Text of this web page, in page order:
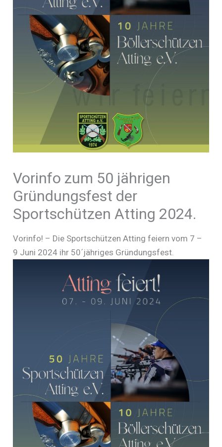
Vorinfo zum 50 jährigen
Gründungsfest der
Sportschützen Atting 2024.
Vorinfo! – Die Sportschützen Atting feiern vom 7 –
9 Juni 2024 ihr 50´jähriges Gründungsfest.